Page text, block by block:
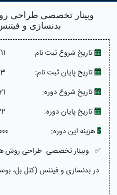
وبینار تخصصی طراحی
بدنسازی و فیتنس (۵۰
تاریخ شروع ثبت نام:
تاریخ پایان ثبت نام:
تاریخ شروع دوره:
تاریخ پایان دوره:
هزینه این دوره:
✅ وبینار تخصصی طراحی روش
در بدنسازی و فیتنس (کتل بل،